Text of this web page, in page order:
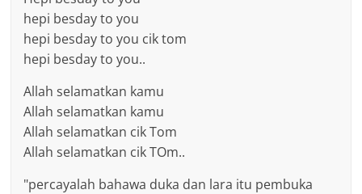
hepi besday to you
hepi besday to you cik tom
hepi besday to you..
Allah selamatkan kamu
Allah selamatkan kamu
Allah selamatkan cik Tom
Allah selamatkan cik TOm..
"percayalah bahawa duka dan lara itu pembuka